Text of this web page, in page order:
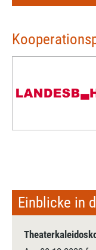
Einblicke in